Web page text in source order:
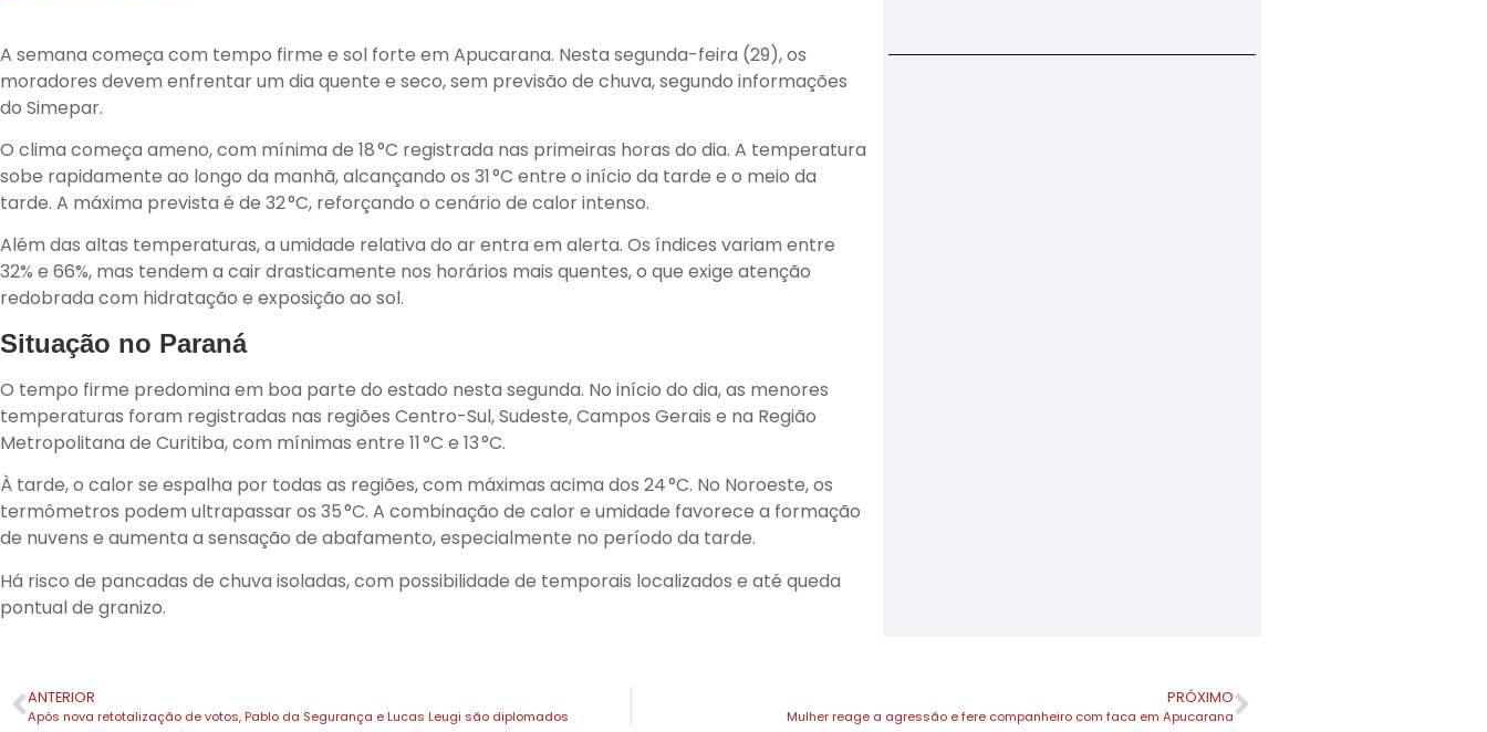
A semana começa com tempo firme e sol forte em Apucarana. Nesta segunda-feira (29), os
moradores devem enfrentar um dia quente e seco, sem previsão de chuva, segundo informações
do Simepar.
O clima começa ameno, com mínima de 18 °C registrada nas primeiras horas do dia. A temperatura
sobe rapidamente ao longo da manhã, alcançando os 31 °C entre o início da tarde e o meio da
tarde. A máxima prevista é de 32 °C, reforçando o cenário de calor intenso.
Além das altas temperaturas, a umidade relativa do ar entra em alerta. Os índices variam entre
32% e 66%, mas tendem a cair drasticamente nos horários mais quentes, o que exige atenção
redobrada com hidratação e exposição ao sol.
Situação no Paraná
O tempo firme predomina em boa parte do estado nesta segunda. No início do dia, as menores
temperaturas foram registradas nas regiões Centro-Sul, Sudeste, Campos Gerais e na Região
Metropolitana de Curitiba, com mínimas entre 11 °C e 13 °C.
À tarde, o calor se espalha por todas as regiões, com máximas acima dos 24 °C. No Noroeste, os
termômetros podem ultrapassar os 35 °C. A combinação de calor e umidade favorece a formação
de nuvens e aumenta a sensação de abafamento, especialmente no período da tarde.
Há risco de pancadas de chuva isoladas, com possibilidade de temporais localizados e até queda
pontual de granizo.
ANTERIOR
Após nova retotalização de votos, Pablo da Segurança e Lucas Leugi são diplomados
PRÓXIMO
Mulher reage a agressão e fere companheiro com faca em Apucarana